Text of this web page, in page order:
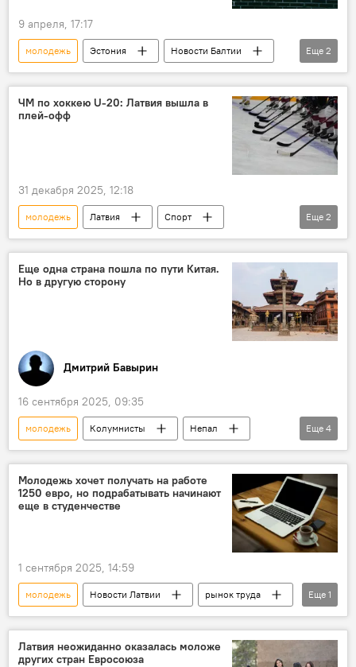
9 апреля, 17:17
молодежь Эстония
Новости Балтии
общество
безработица
Еще 2
ЧМ по хоккею U-20: Латвия вышла в
плей-офф
31 декабря 2025, 12:18
молодежь Латвия
Спорт
Чемпионат мира по хоккею
Еще 2
Еще одна страна пошла по пути Китая.
Но в другую сторону
Дмитрий Бавырин
16 сентября 2025, 09:35
молодежь Колумнисты
Непал
соцсети
Китай
Дивный новый мир
искусственный интеллект
Еще 4
Молодежь хочет получать на работе
1250 евро, но подрабатывать начинают
еще в студенчестве
1 сентября 2025, 14:59
молодежь Новости Латвии
рынок труда
студенты
Еще 1
Латвия неожиданно оказалась моложе
других стран Евросоюза